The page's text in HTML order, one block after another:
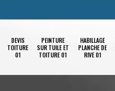
DEVIS
TOITURE
01
PEINTURE
SUR TUILE ET
TOITURE 01
HABILLAGE
PLANCHE DE
RIVE 01